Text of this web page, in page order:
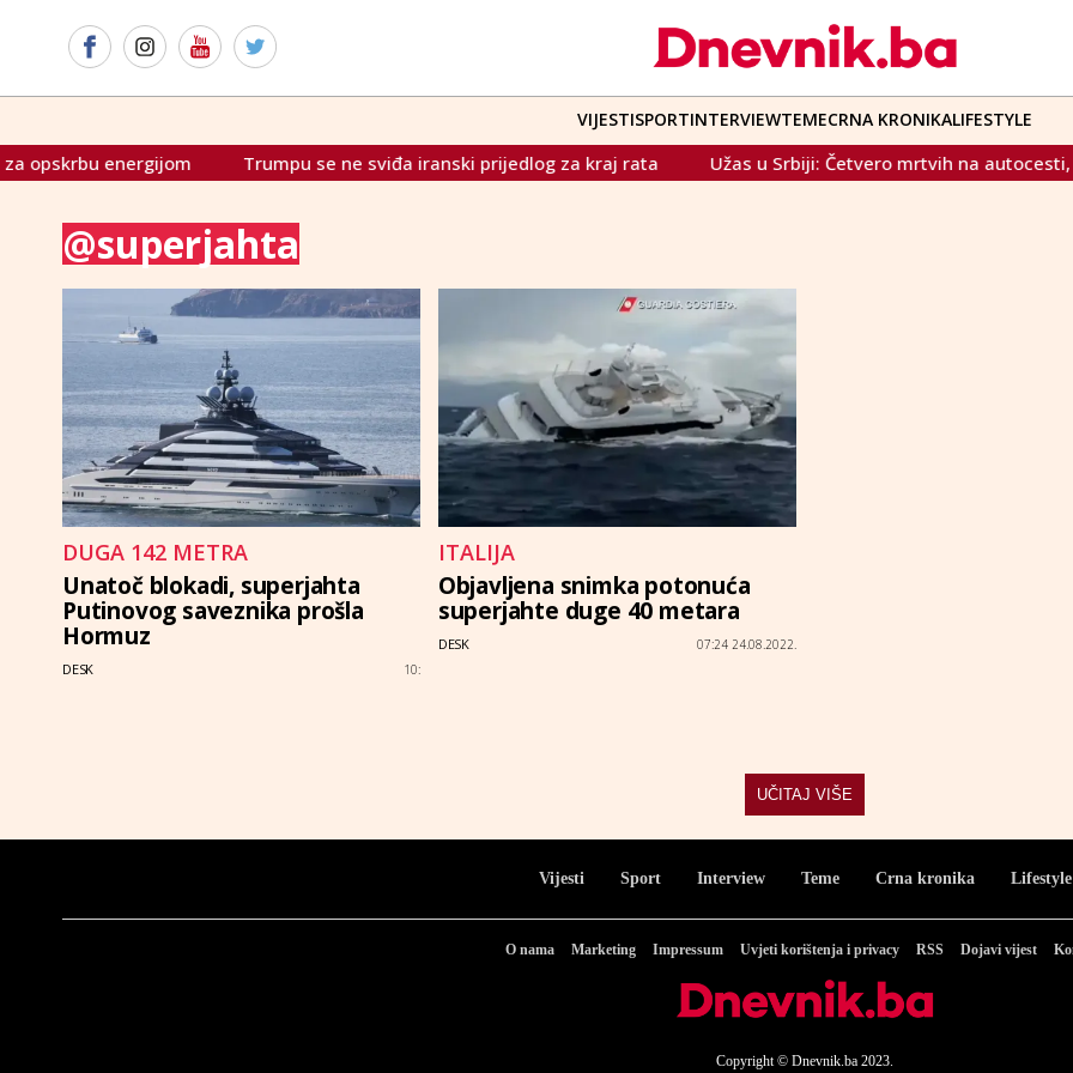
VIJESTISPORTINTERVIEWTEMECRNA KRONIKALIFESTYLE
energijom Trumpu se ne sviđa iranski prijedlog za kraj rata Užas u Srbiji: Četvero mrtvih na autocesti,
@superjahta
DUGA 142 METRA
Unatoč blokadi, superjahta
Putinovog saveznika prošla
Hormuz
DESK 10:
ITALIJA
Objavljena snimka potonuća
superjahte duge 40 metara
DESK 07:24 24.08.2022.
UČITAJ VIŠE
Vijesti Sport Interview Teme Crna kronika Lifestyle
O nama Marketing Impressum Uvjeti korištenja i privacy RSS Dojavi vijest
Copyright © Dnevnik.ba 2023.